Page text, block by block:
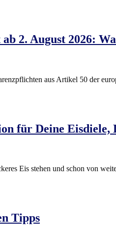
2. August 2026:
aus Artikel 50 der
für Deine
Eis stehen und schon von
Tipps